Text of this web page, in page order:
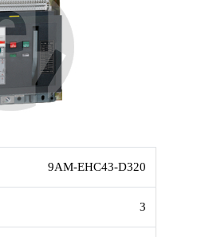
9AM-EHC43-D320
3